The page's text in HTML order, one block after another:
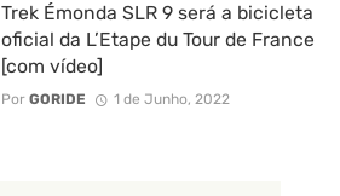
Trek Émonda SLR 9 será a bicicleta
oficial da L’Etape du Tour de France
[com vídeo]
Por GORIDE 1 de Junho, 2022